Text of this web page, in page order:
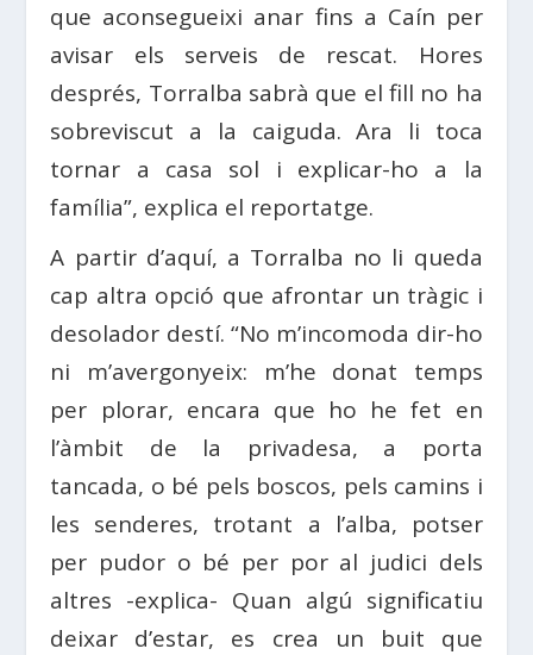
que aconsegueixi anar fins a Caín per
avisar els serveis de rescat. Hores
després, Torralba sabrà que el fill no ha
sobreviscut a la caiguda. Ara li toca
tornar a casa sol i explicar-ho a la
família”, explica el reportatge.
A partir d’aquí, a Torralba no li queda
cap altra opció que afrontar un tràgic i
desolador destí. “No m’incomoda dir-ho
ni m’avergonyeix: m’he donat temps
per plorar, encara que ho he fet en
l’àmbit de la privadesa, a porta
tancada, o bé pels boscos, pels camins i
les senderes, trotant a l’alba, potser
per pudor o bé per por al judici dels
altres -explica- Quan algú significatiu
deixar d’estar, es crea un buit que